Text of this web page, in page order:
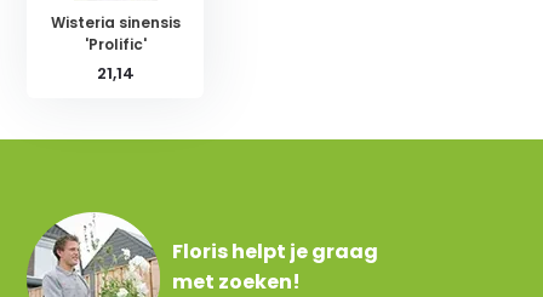
Wisteria sinensis
'Prolific'
21,14
Floris helpt je graag
met zoeken!